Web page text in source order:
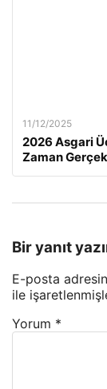
11/12/2025
2026 Asgari
Zaman
Bir yanıt
E-posta
ile
Yorum *